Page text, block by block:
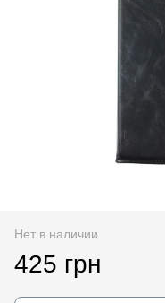
Нет в наличии
425 грн